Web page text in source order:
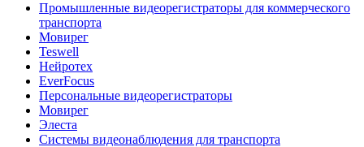
Промышленные видеорегистраторы для коммерческого
транспорта
Мовирег
Teswell
Нейротех
EverFocus
Персональные видеорегистраторы
Мовирег
Элеста
Системы видеонаблюдения для транспорта